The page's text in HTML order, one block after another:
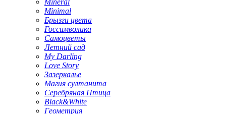
Mineral
Minimal
Брызги цвета
Госсимволика
Самоцветы
Летний сад
My Darling
Love Story
Зазеркалье
Магия султанита
Серебряная Птица
Black&White
Геометрия